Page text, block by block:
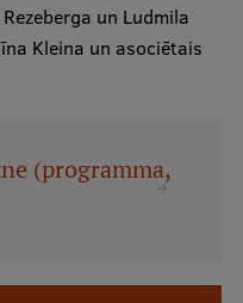
un Ludmila
Kleina un asociētais
(programma,